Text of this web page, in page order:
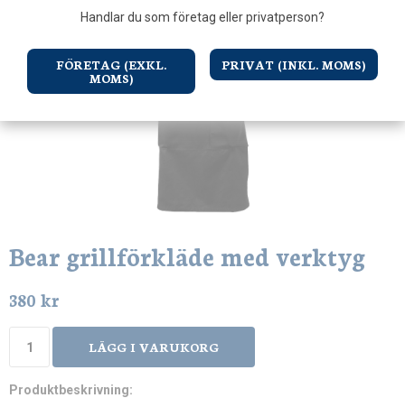
Handlar du som företag eller privatperson?
FÖRETAG (EXKL.
MOMS)
PRIVAT (INKL. MOMS)
Bear grillförkläde med verktyg
380 kr
LÄGG I VARUKORG
Produktbeskrivning: